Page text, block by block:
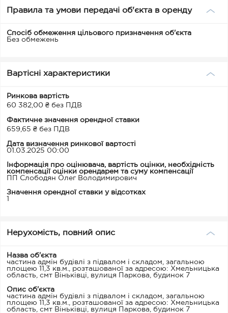
Правила та умови передачі об'єкта в оренду
Спосіб обмеження цільового призначення об'єкта
Без обмежень
Вартісні характеристики
Ринкова вартість
60 382,00 ₴ без ПДВ
Фактичне значення орендної ставки
659,65 ₴ без ПДВ
Дата визначення ринкової вартості
01.03.2025 00:00
Інформація про оцінювача, вартість оцінки, необхідність
компенсації оцінки орендарем та суму компенсації
ПП Слободян Олег Володимирович
Значення орендної ставки у відсотках
1
Нерухомість, повний опис
Назва об'єкта
частина адмін будівлі з підвалом і складом, загальною
площею 11,3 кв.м., розташованої за адресою: Хмельницька
область, смт Віньківці, вулиця Паркова, будинок 7
Опис об'єкта
частина адмін будівлі з підвалом і складом, загальною
площею 11,3 кв.м., розташованої за адресою: Хмельницька
область, смт Віньківці, вулиця Паркова, будинок 7